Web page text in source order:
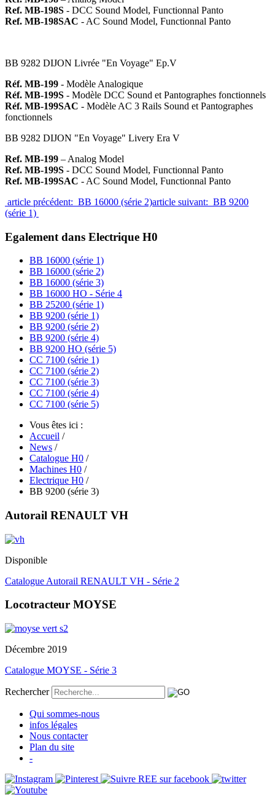
Ref. MB-198S - DCC Sound Model, Functionnal Panto
Ref. MB-198SAC - AC Sound Model, Functionnal Panto
BB 9282 DIJON Livrée "En Voyage" Ep.V
Réf. MB-199 - Modèle Analogique
Réf. MB-199S - Modèle DCC Sound et Pantographes fonctionnels
Réf. MB-199SAC - Modèle AC 3 Rails Sound et Pantographes
fonctionnels
BB 9282 DIJON "En Voyage" Livery Era V
Ref. MB-199 – Analog Model
Ref. MB-199S - DCC Sound Model, Functionnal Panto
Ref. MB-199SAC - AC Sound Model, Functionnal Panto
article précédent: BB 16000 (série 2)article suivant: BB 9200
(série 1)
Egalement dans Electrique H0
BB 16000 (série 1)
BB 16000 (série 2)
BB 16000 (série 3)
BB 16000 HO - Série 4
BB 25200 (série 1)
BB 9200 (série 1)
BB 9200 (série 2)
BB 9200 (série 4)
BB 9200 HO (série 5)
CC 7100 (série 1)
CC 7100 (série 2)
CC 7100 (série 3)
CC 7100 (série 4)
CC 7100 (série 5)
Vous êtes ici :
Accueil /
News /
Catalogue H0 /
Machines H0 /
Electrique H0 /
BB 9200 (série 3)
Autorail RENAULT VH
Disponible
Catalogue Autorail RENAULT VH - Série 2
Locotracteur MOYSE
Décembre 2019
Catalogue MOYSE - Série 3
Rechercher
Qui sommes-nous
infos légales
Nous contacter
Plan du site
-